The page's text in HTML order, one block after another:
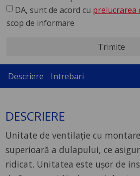
DA, sunt de acord cu prelucrarea
scop de informare
Trimite
Descriere Intrebari
DESCRIERE
Unitate de ventilaţie cu
superioară a dulapului, ce
ridicat. Unitatea este uşor de